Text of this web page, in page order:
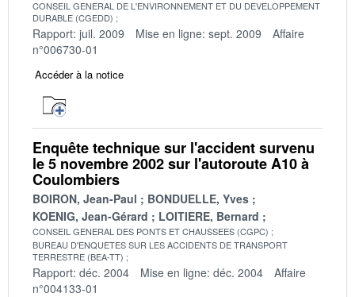
CONSEIL GENERAL DE L'ENVIRONNEMENT ET DU DEVELOPPEMENT
DURABLE (CGEDD)
Rapport: juil. 2009 Mise en ligne: sept. 2009
Affaire
n°006730-01
Accéder à la notice
Enquête technique sur l'accident survenu
le 5 novembre 2002 sur l'autoroute A10 à
Coulombiers
BOIRON, Jean-Paul
BONDUELLE, Yves
KOENIG, Jean-Gérard
LOITIERE, Bernard
CONSEIL GENERAL DES PONTS ET CHAUSSEES (CGPC)
BUREAU D'ENQUETES SUR LES ACCIDENTS DE TRANSPORT
TERRESTRE (BEA-TT)
Rapport: déc. 2004 Mise en ligne: déc. 2004
Affaire
n°004133-01